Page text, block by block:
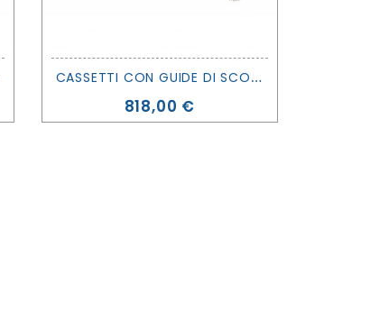
C
ASSETTI CON GUIDE DI SCORRIMENTO - MUBA
Prezzo
818,00 €